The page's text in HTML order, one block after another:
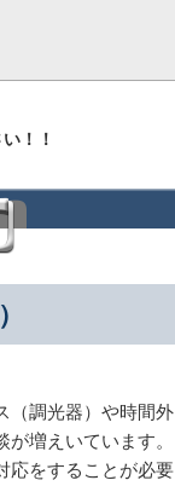
！！
（調光器）や時間外
増えいています。
応をすることが必要